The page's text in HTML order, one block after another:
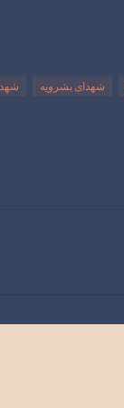
شهدای بشرویه